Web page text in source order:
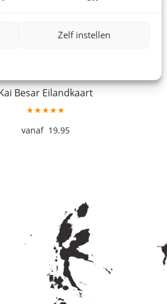
Zelf instellen
Besar Eilandkaart
★★★★★
19.95